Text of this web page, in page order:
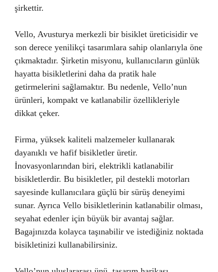
şirkettir.
Vello, Avusturya merkezli bir bisiklet üreticisidir ve
son derece yenilikçi tasarımlara sahip olanlarıyla öne
çıkmaktadır. Şirketin misyonu, kullanıcıların günlük
hayatta bisikletlerini daha da pratik hale
getirmelerini sağlamaktır. Bu nedenle, Vello’nun
ürünleri, kompakt ve katlanabilir özellikleriyle
dikkat çeker.
Firma, yüksek kaliteli malzemeler kullanarak
dayanıklı ve hafif bisikletler üretir.
İnovasyonlarından biri, elektrikli katlanabilir
bisikletlerdir. Bu bisikletler, pil destekli motorları
sayesinde kullanıcılara güçlü bir sürüş deneyimi
sunar. Ayrıca Vello bisikletlerinin katlanabilir olması,
seyahat edenler için büyük bir avantaj sağlar.
Bagajınızda kolayca taşınabilir ve istediğiniz noktada
bisikletinizi kullanabilirsiniz.